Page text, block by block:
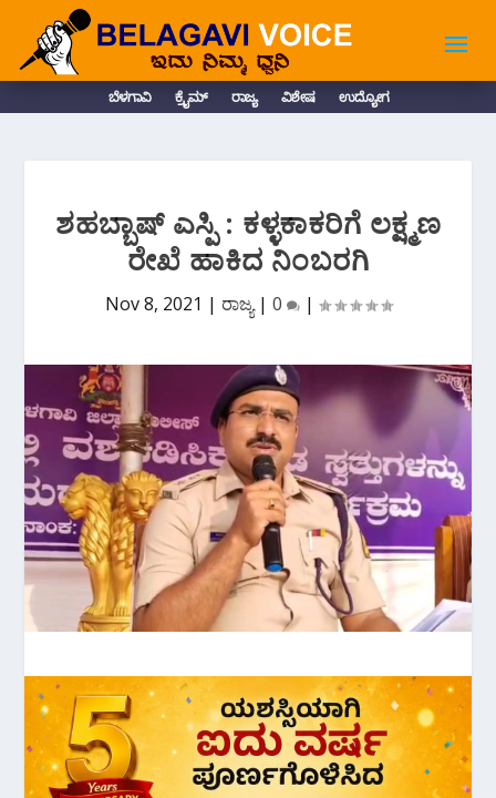
ಬೆಳಗಾವಿ ಕ್ರೈಮ್ ರಾಜ್ಯ ವಿಶೇಷ ಉದ್ಯೋಗ
ಶಹಬ್ಬಾಷ್ ಎಸ್ಪಿ : ಕಳ್ಳಕಾಕರಿಗೆ ಲಕ್ಷ್ಮಣ
ರೇಖೆ ಹಾಕಿದ ನಿಂಬರಗಿ
Nov 8, 2021 | ರಾಜ್ಯ| 0 |